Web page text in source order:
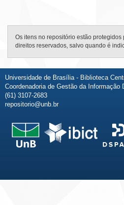
Os itens no repositório estão protegidos
direitos reservados, salvo quando é
Universidade de Brasília - Biblioteca
Coordenadoria de Gestão da Informação
(61) 3107-2683
repositorio@unb.br